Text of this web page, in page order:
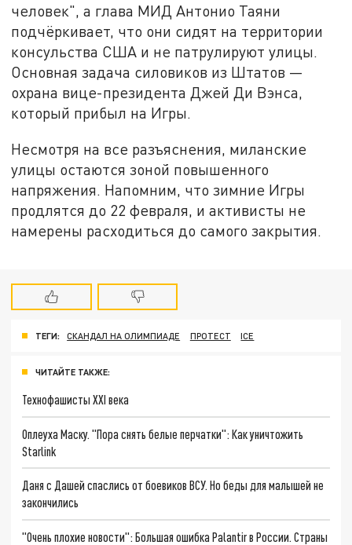
человек", а глава МИД Антонио Таяни
подчёркивает, что они сидят на территории
консульства США и не патрулируют улицы.
Основная задача силовиков из Штатов —
охрана вице-президента Джей Ди Вэнса,
который прибыл на Игры.
Несмотря на все разъяснения, миланские
улицы остаются зоной повышенного
напряжения. Напомним, что зимние Игры
продлятся до 22 февраля, и активисты не
намерены расходиться до самого закрытия.
ТЕГИ: СКАНДАЛ НА ОЛИМПИАДЕ ПРОТЕСТ ICE
ЧИТАЙТЕ ТАКЖЕ:
Технофашисты XXI века
Оплеуха Маску. "Пора снять белые перчатки": Как уничтожить
Starlink
Даня с Дашей спаслись от боевиков ВСУ. Но беды для малышей не
закончились
"Очень плохие новости": Большая ошибка Palantir в России. Страны